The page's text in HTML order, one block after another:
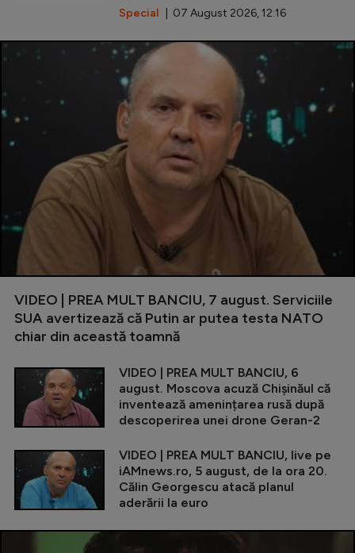
Special | 07 August 2026, 12:16
VIDEO | PREA MULT BANCIU, 7 august. Serviciile
SUA avertizează că Putin ar putea testa NATO
chiar din această toamnă
VIDEO | PREA MULT BANCIU, 6
august. Moscova acuză Chișinăul că
inventează amenințarea rusă după
descoperirea unei drone Geran-2
VIDEO | PREA MULT BANCIU, live pe
iAMnews.ro, 5 august, de la ora 20.
Călin Georgescu atacă planul
aderării la euro